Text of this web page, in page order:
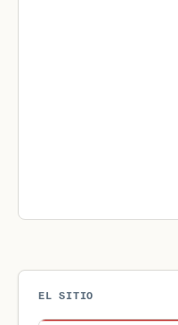
EL SITIO